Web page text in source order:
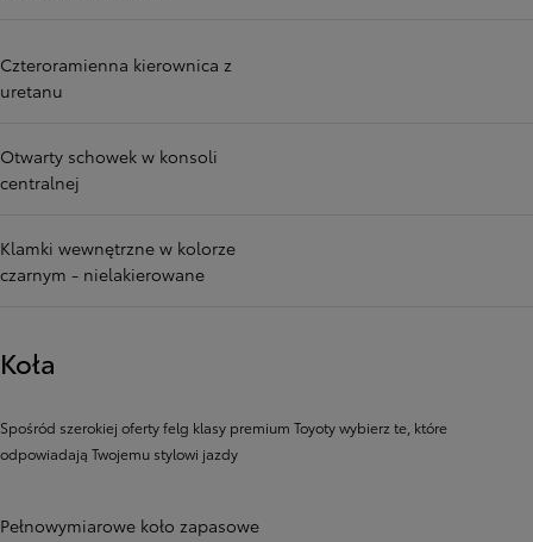
Czteroramienna kierownica z
uretanu
Otwarty schowek w konsoli
centralnej
Klamki wewnętrzne w kolorze
czarnym - nielakierowane
Koła
Spośród szerokiej oferty felg klasy premium Toyoty wybierz te, które
odpowiadają Twojemu stylowi jazdy
Pełnowymiarowe koło zapasowe